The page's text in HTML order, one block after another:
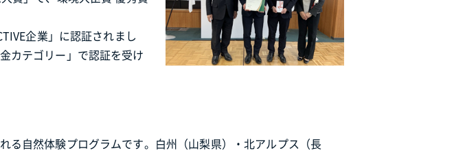
企業」に認証されまし
カテゴリー」で認証を受け
る自然体験プログラムです。白州（山梨県）・北アルプス（長